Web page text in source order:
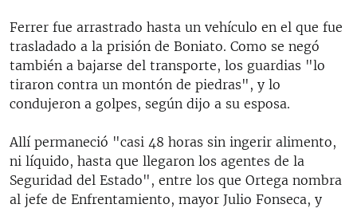
Ferrer fue arrastrado hasta un vehículo en el que fue
trasladado a la prisión de Boniato. Como se negó
también a bajarse del transporte, los guardias "lo
tiraron contra un montón de piedras", y lo
condujeron a golpes, según dijo a su esposa.
Allí permaneció "casi 48 horas sin ingerir alimento,
ni líquido, hasta que llegaron los agentes de la
Seguridad del Estado", entre los que Ortega nombra
al jefe de Enfrentamiento, mayor Julio Fonseca, y